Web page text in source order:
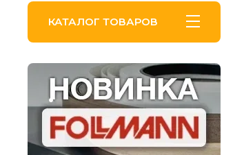
КАТАЛОГ ТОВАРОВ
.